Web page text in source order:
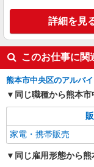
詳細を見
このお仕事に関
熊本市中央区のアルバ
同じ職種から熊本
家電・携帯販売
同じ雇用形態から